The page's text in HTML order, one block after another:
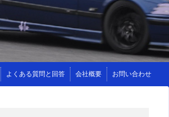
よくある質問と回答 会社概要 お問い合わせ